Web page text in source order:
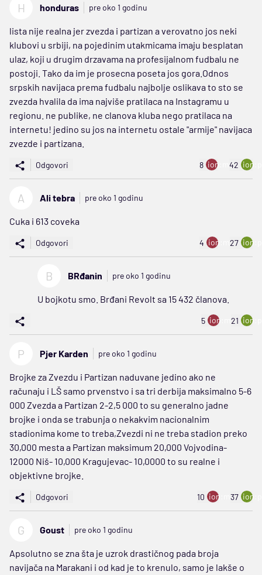
H honduras pre oko 1 godinu
lista nije realna jer zvezda i partizan a verovatno jos neki
klubovi u srbiji, na pojedinim utakmicama imaju besplatan
ulaz, koji u drugim drzavama na profesijalnom fudbalu ne
postoji. Tako da im je prosecna poseta jos gora.Odnos
srpskih navijaca prema fudbalu najbolje oslikava to sto se
zvezda hvalila da ima najviše pratilaca na Instagramu u
regionu. ne publike, ne clanova kluba nego pratilaca na
internetu! jedino su jos na internetu ostale "armije" navijaca
zvezde i partizana.
Odgovori 8 ion:minus
42
A Ali tebra pre oko 1 godinu
Cuka i 613 coveka
Odgovori 4 ion:minus
27
B BRđanin pre oko 1 godinu
U bojkotu smo. Brđani Revolt sa 15 432 članova.
5 ion:minus
21
P Pjer Karden pre oko 1 godinu
Brojke za Zvezdu i Partizan naduvane jedino ako ne
računaju i LŠ samo prvenstvo i sa tri derbija maksimalno 5-6
000 Zvezda a Partizan 2-2,5 000 to su generalno jadne
brojke i onda se trabunja o nekakvim nacionalnim
stadionima kome to treba,Zvezdi ni ne treba stadion preko
30,000 mesta a Partizan maksimum 20,000 Vojvodina-
12000 Niš- 10,000 Kragujevac- 10,0000 to su realne i
objektivne brojke.
Odgovori 10 ion:minus
37
G Goust pre oko 1 godinu
Apsolutno se zna šta je uzrok drastičnog pada broja
navijača na Marakani i od kad je to krenulo, samo je lakše o